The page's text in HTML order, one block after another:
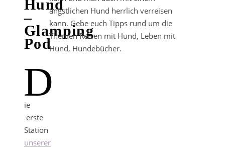
Hund
–
Glamping
Pod
D
ie
erste
Station
unserer
ängstlichen Hund herrlich verreisen
kann. Gebe euch Tipps rund um die
Themen Reisen mit Hund, Leben mit
Hund, Hundebücher.